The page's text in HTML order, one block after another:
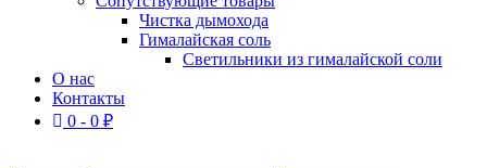
Чистка дымохода
Гималайская соль
Светильники из гималайской соли
О нас
Контакты
0 - 0 ₽